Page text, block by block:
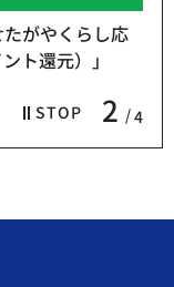
STOP 2 4
がやくらし応
ト還元）」